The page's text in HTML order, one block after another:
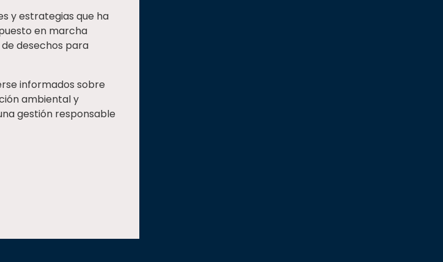
y estrategias que ha
en marcha
desechos para
informados sobre
ambiental y
gestión responsable